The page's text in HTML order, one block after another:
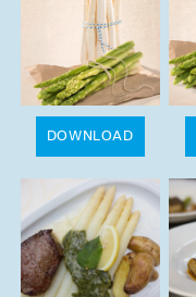
DOWNLOAD